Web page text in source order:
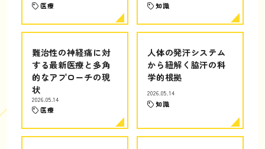
医療 知識
難治性の神経痛に対
する最新医療と多角
的なアプローチの現
状
2026.05.14
医療
人体の発汗システム
から紐解く脇汗の科
学的根拠
2026.05.14
知識